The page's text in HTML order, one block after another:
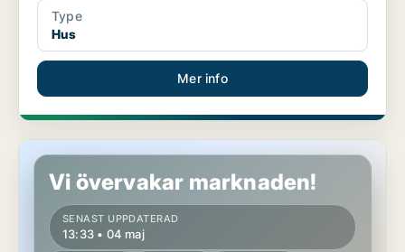
Type
Hus
Mer info
Hus i Skellefteå, Boliden
Vi övervakar marknaden!
SENAST UPPDATERAD
13:33 • 04 maj